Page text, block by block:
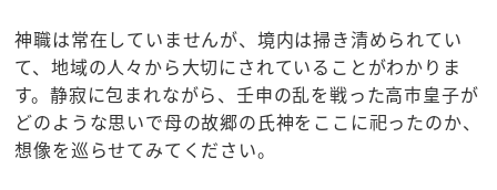
神職は常在していませんが、境内は掃き清められてい
て、地域の人々から大切にされていることがわかりま
す。静寂に包まれながら、壬申の乱を戦った高市皇子が
どのような思いで母の故郷の氏神をここに祀ったのか、
想像を巡らせてみてください。